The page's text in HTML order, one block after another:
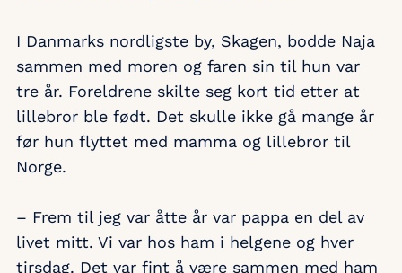
I Danmarks nordligste by, Skagen, bodde Naja
sammen med moren og faren sin til hun var
tre år. Foreldrene skilte seg kort tid etter at
lillebror ble født. Det skulle ikke gå mange år
før hun flyttet med mamma og lillebror til
Norge.
– Frem til jeg var åtte år var pappa en del av
livet mitt. Vi var hos ham i helgene og hver
tirsdag. Det var fint å være sammen med ham